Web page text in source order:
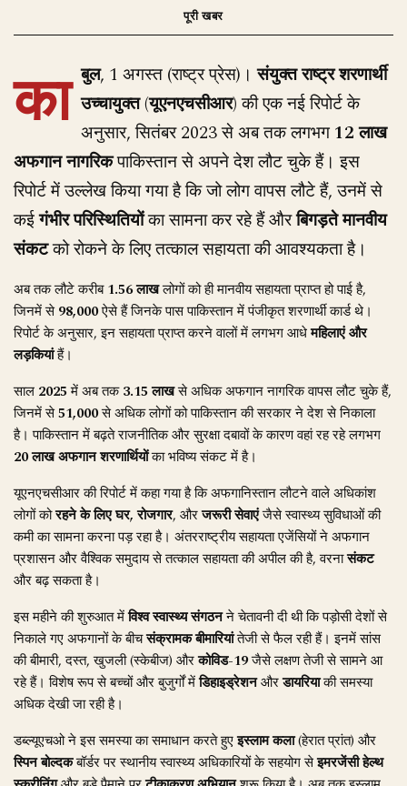
का बुल, 1 अगस्त (राष्ट्र प्रेस)।संयुक्त राष्ट्र शरणार्थी
उच्चायुक्त (यूएनएचसीआर)की एक नई रिपोर्ट के
अनुसार, सितंबर 2023 से अब तक लगभग 12 लाख
अफगान नागरिकपाकिस्तान से अपने देश लौट चुके हैं। इस
रिपोर्ट में उल्लेख किया गया है कि जो लोग वापस लौटे हैं, उनमें से
कईगंभीर परिस्थितियोंका सामना कर रहे हैं औरबिगड़ते मानवीय
संकटको रोकने के लिए तत्काल सहायता की आवश्यकता है।
अब तक लौटे करीब1.56 लाखलोगों को ही मानवीय सहायता प्राप्त हो पाई है,
जिनमें से98,000ऐसे हैं जिनके पास पाकिस्तान में पंजीकृत शरणार्थी कार्ड थे।
रिपोर्ट के अनुसार, इन सहायता प्राप्त करने वालों में लगभग आधेमहिलाएं और
लड़कियांहैं।
साल 2025में अब तक3.15 लाखसे अधिक अफगान नागरिक वापस लौट चुके हैं,
जिनमें से51,000से अधिक लोगों को पाकिस्तान की सरकार ने देश से निकाला
है। पाकिस्तान में बढ़ते राजनीतिक और सुरक्षा दबावों के कारण वहां रह रहे लगभग
20 लाख अफगान शरणार्थियोंका भविष्य संकट में है।
यूएनएचसीआर की रिपोर्ट में कहा गया है कि अफगानिस्तान लौटने वाले अधिकांश
लोगों कोरहने के लिए घर, रोजगार, औरजरूरी सेवाएंजैसे स्वास्थ्य सुविधाओं की
कमी का सामना करना पड़ रहा है। अंतरराष्ट्रीय सहायता एजेंसियों ने अफगान
प्रशासन और वैश्विक समुदाय से तत्काल सहायता की अपील की है, वरनासंकट
और बढ़ सकता है।
इस महीने की शुरुआत मेंविश्व स्वास्थ्य संगठनने चेतावनी दी थी कि पड़ोसी देशों से
निकाले गए अफगानों के बीचसंक्रामक बीमारियांतेजी से फैल रही हैं। इनमें सांस
की बीमारी, दस्त, खुजली (स्केबीज) औरकोविड-19जैसे लक्षण तेजी से सामने आ
रहे हैं। विशेष रूप से बच्चों और बुजुर्गों मेंडिहाइड्रेशनऔरडायरियाकी समस्या
अधिक देखी जा रही है।
डब्ल्यूएचओ ने इस समस्या का समाधान करते हुएइस्लाम कला(हेरात प्रांत) और
स्पिन बोल्दकबॉर्डर पर स्थानीय स्वास्थ्य अधिकारियों के सहयोग सेइमरजेंसी हेल्थ